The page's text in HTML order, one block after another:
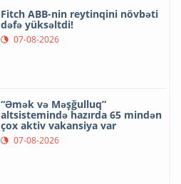
Fitch ABB-nin reytinqini növbəti
dəfə yüksəltdi!
07-08-2026
“Əmək və Məşğulluq”
altsistemində hazırda 65 mindən
çox aktiv vakansiya var
07-08-2026